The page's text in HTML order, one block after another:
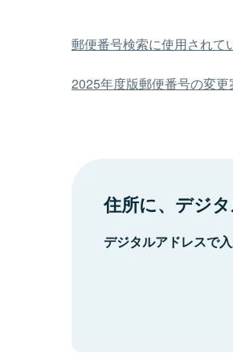
郵便番号検索に使用されて
2025年度版郵便番号の変更
住所に、デジタ
デジタルアドレスで